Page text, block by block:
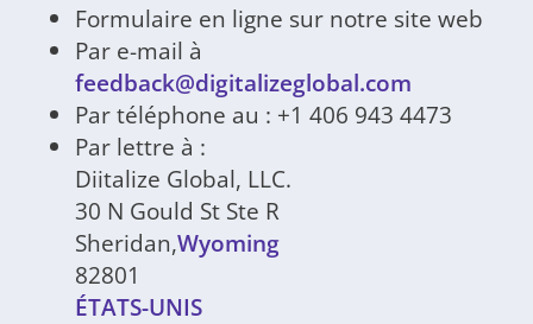
Formulaire en ligne sur notre site web
Par e-mail à
feedback@digitalizeglobal.com
Par téléphone au : +1 406 943 4473
Par lettre à :
Diitalize Global, LLC.
30 N Gould St Ste R
Sheridan,Wyoming
82801
ÉTATS-UNIS